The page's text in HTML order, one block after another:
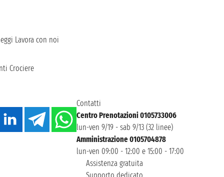
Lavora con noi
Crociere
Contatti
Centro Prenotazioni 0105733006
lun-ven 9/19 - sab 9/13 (32 linee)
Amministrazione 0105704878
lun-ven 09:00 - 12:00 e 15:00 - 17:00
Assistenza gratuita